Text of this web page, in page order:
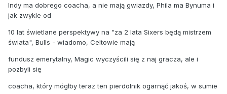
Indy ma dobrego coacha, a nie mają gwiazdy, Phila ma Bynuma i
jak zwykle od
10 lat świetlane perspektywy na "za 2 lata Sixers będą mistrzem
świata", Bulls - wiadomo, Celtowie mają
fundusz emerytalny, Magic wyczyścili się z naj gracza, ale i
pozbyli się
coacha, który mógłby teraz ten pierdolnik ogarnąć jakoś, w sumie